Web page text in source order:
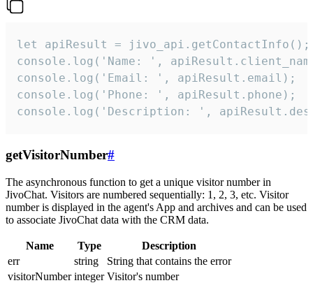
let apiResult = jivo_api.getContactInfo();
console.log('Name: ',
console.log('Email: ', apiResult.email);
console.log('Phone: ', apiResult.phone);
console.log('Description: ',
getVisitorNumber#
The asynchronous function to get a unique visitor number in
JivoChat. Visitors are numbered sequentially: 1, 2, 3, etc. Visitor
number is displayed in the agent's App and archives and can be used
to associate JivoChat data with the CRM data.
Name Type
Description
err
string
String that contains the error
visitorNumber integer Visitor's number